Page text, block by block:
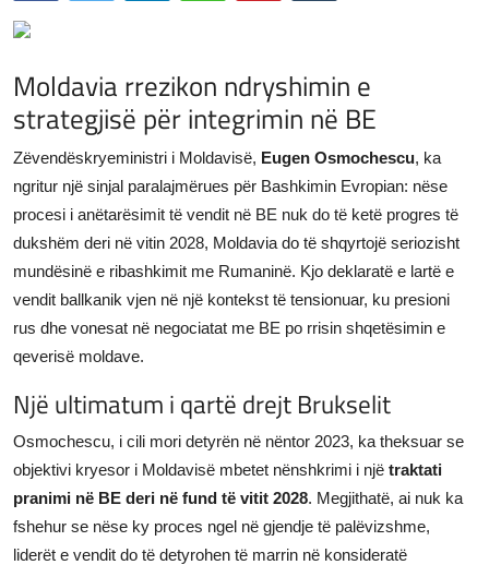
SHOWBIZ
SHENDETI
JETA
Gallery
Shqip
Moldavia rrezikon ndryshimin e
strategjisë për integrimin në BE
Zëvendëskryeministri i Moldavisë, Eugen Osmochescu, ka
ngritur një sinjal paralajmërues për Bashkimin Evropian: nëse
procesi i anëtarësimit të vendit në BE nuk do të ketë progres të
dukshëm deri në vitin 2028, Moldavia do të shqyrtojë seriozisht
mundësinë e ribashkimit me Rumaninë. Kjo deklaratë e lartë e
vendit ballkanik vjen në një kontekst të tensionuar, ku presioni
rus dhe vonesat në negociatat me BE po rrisin shqetësimin e
qeverisë moldave.
Një ultimatum i qartë drejt Brukselit
Osmochescu, i cili mori detyrën në nëntor 2023, ka theksuar se
objektivi kryesor i Moldavisë mbetet nënshkrimi i një traktati
pranimi në BE deri në fund të vitit 2028. Megjithatë, ai nuk ka
fshehur se nëse ky proces ngel në gjendje të palëvizshme,
liderët e vendit do të detyrohen të marrin në konsideratë